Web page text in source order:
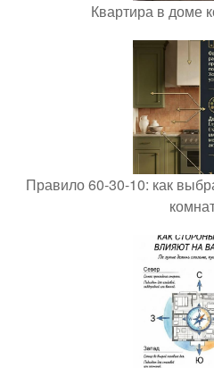
Квартира в доме
Правило 60-30-10: как